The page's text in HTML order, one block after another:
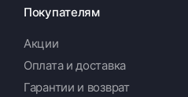
Покупателям
Акции
Оплата и доставка
Гарантии и возврат